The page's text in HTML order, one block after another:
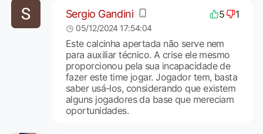
Sergio Gandini 5 1
05/12/2024 17:54:04
Este calcinha apertada não serve nem
para auxiliar técnico. A crise ele mesmo
proporcionou pela sua incapacidade de
fazer este time jogar. Jogador tem, basta
saber usá-los, considerando que existem
alguns jogadores da base que mereciam
oportunidades.